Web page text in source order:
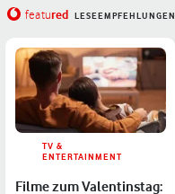
featured LESEEMPFEHLUNGEN
TV &
ENTERTAINMENT
Filme zum Valentinstag: